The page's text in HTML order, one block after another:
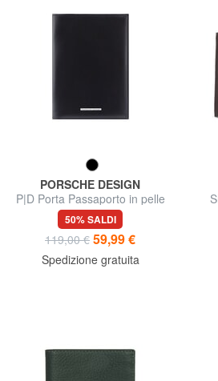
PORSCHE DESIGN
P|D Porta Passaporto in pelle
50% SALDI
119,00 € 59,99 €
Spedizione gratuita